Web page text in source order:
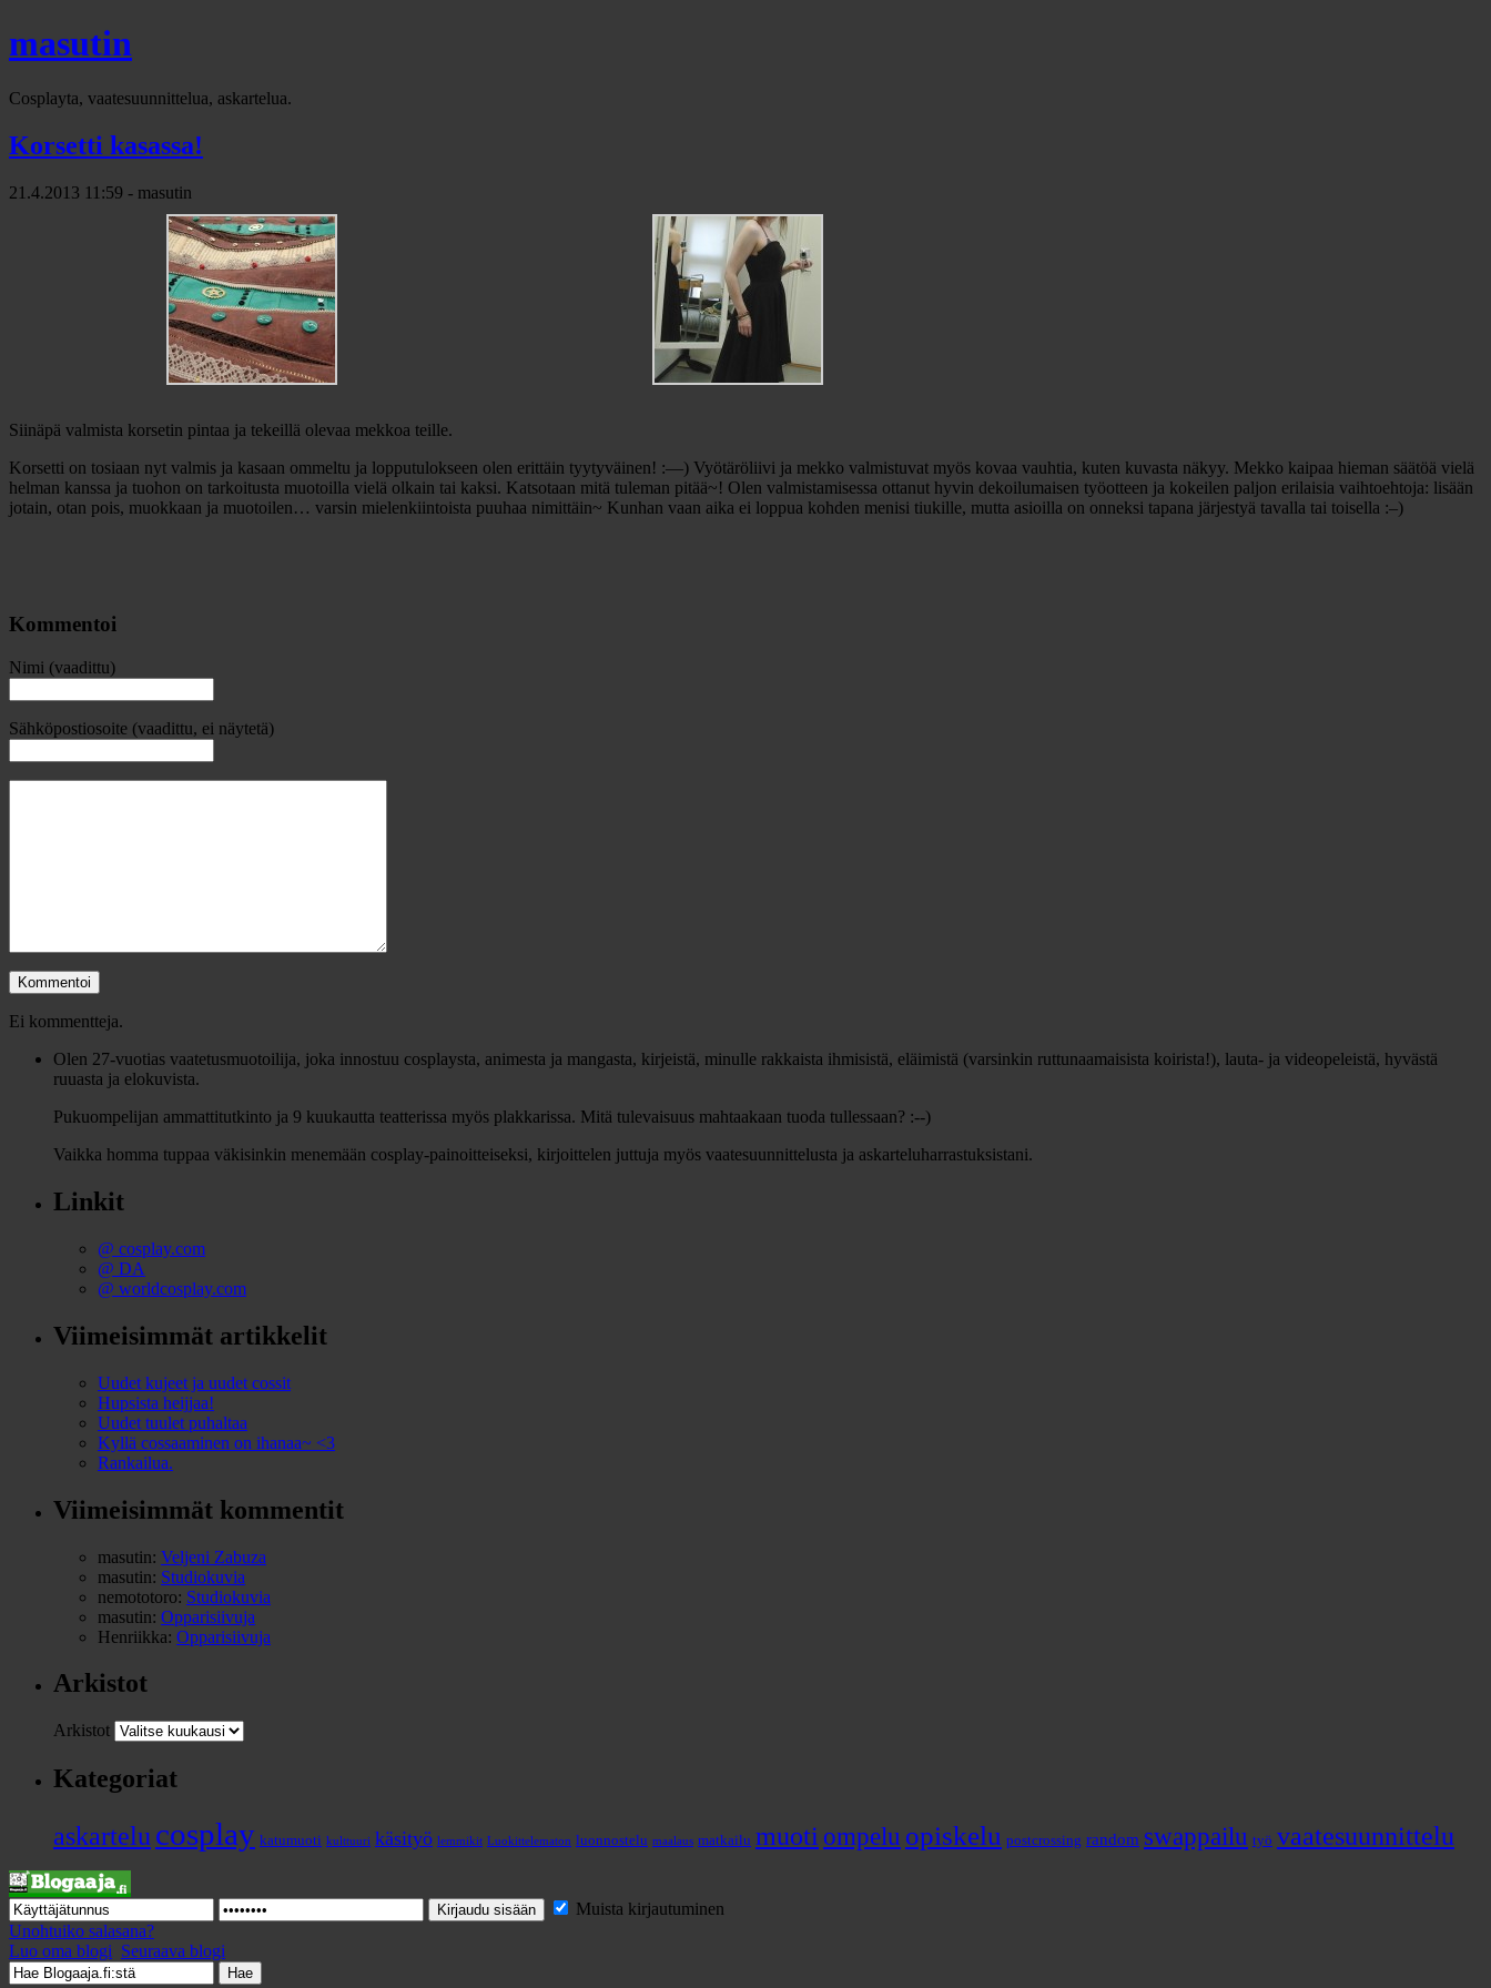
masutin
Cosplayta, vaatesuunnittelua, askartelua.
Korsetti kasassa!
21.4.2013 11:59 - masutin
Siinäpä valmista korsetin pintaa ja tekeillä olevaa mekkoa teille.
Korsetti on tosiaan nyt valmis ja kasaan ommeltu ja lopputulokseen olen erittäin tyytyväinen! :—) Vyötäröliivi ja mekko valmistuvat myös kovaa vauhtia, kuten kuvasta näkyy. Mekko kaipaa hieman säätöä vielä
helman kanssa ja tuohon on tarkoitusta muotoilla vielä olkain tai kaksi. Katsotaan mitä tuleman pitää~! Olen valmistamisessa ottanut hyvin dekoilumaisen työotteen ja kokeilen paljon erilaisia vaihtoehtoja: lisään
jotain, otan pois, muokkaan ja muotoilen… varsin mielenkiintoista puuhaa nimittäin~ Kunhan vaan aika ei loppua kohden menisi tiukille, mutta asioilla on onneksi tapana järjestyä tavalla tai toisella :–)
Kommentoi
Nimi (vaadittu)
Sähköpostiosoite (vaadittu, ei näytetä)
Ei kommentteja.
Olen 27-vuotias vaatetusmuotoilija, joka innostuu cosplaysta, animesta ja mangasta, kirjeistä, minulle rakkaista ihmisistä, eläimistä (varsinkin ruttunaamaisista koirista!), lauta- ja videopeleistä, hyvästä
ruuasta ja elokuvista.
Pukuompelijan ammattitutkinto ja 9 kuukautta teatterissa myös plakkarissa. Mitä tulevaisuus mahtaakaan tuoda tullessaan? :--)
Vaikka homma tuppaa väkisinkin menemään cosplay-painoitteiseksi, kirjoittelen juttuja myös vaatesuunnittelusta ja askarteluharrastuksistani.
Linkit
@ cosplay.com
@ DA
@ worldcosplay.com
Viimeisimmät artikkelit
Uudet kujeet ja uudet cossit
Hupsista heijjaa!
Uudet tuulet puhaltaa
Kyllä cossaaminen on ihanaa~ <3
Rankailua.
Viimeisimmät kommentit
masutin: Veljeni Zabuza
masutin: Studiokuvia
nemototoro: Studiokuvia
masutin: Opparisiivuja
Henriikka: Opparisiivuja
Arkistot
Arkistot
Kategoriat
askartelu cosplay katumuoti kulttuuri käsityö lemmikit Luokittelematon luonnostelu maalaus matkailu muoti ompelu opiskelu postcrossing random swappailu työ vaatesuunnittelu
Muista kirjautuminen
Unohtuiko salasana?
Luo oma blogi Seuraava blogi